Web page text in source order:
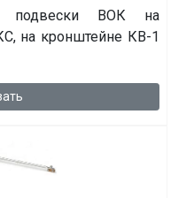
подвески ВОК на
на кронштейне КВ-1